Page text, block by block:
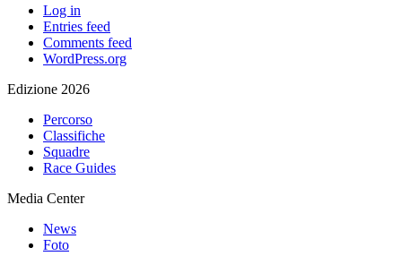
Log in
Entries feed
Comments feed
WordPress.org
Edizione 2026
Percorso
Classifiche
Squadre
Race Guides
Media Center
News
Foto